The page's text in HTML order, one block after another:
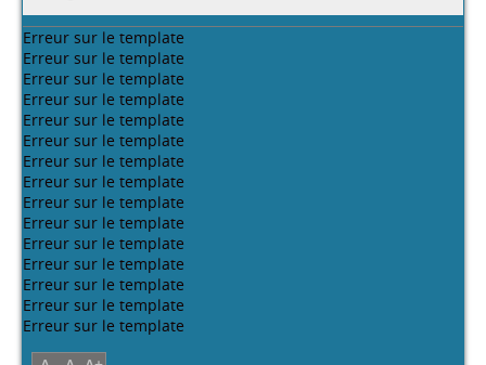
Erreur sur le template
Erreur sur le template
Erreur sur le template
Erreur sur le template
Erreur sur le template
Erreur sur le template
Erreur sur le template
Erreur sur le template
Erreur sur le template
Erreur sur le template
Erreur sur le template
Erreur sur le template
Erreur sur le template
Erreur sur le template
Erreur sur le template